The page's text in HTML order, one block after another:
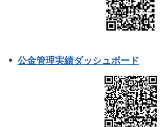
公金管理実績ダッシュボード